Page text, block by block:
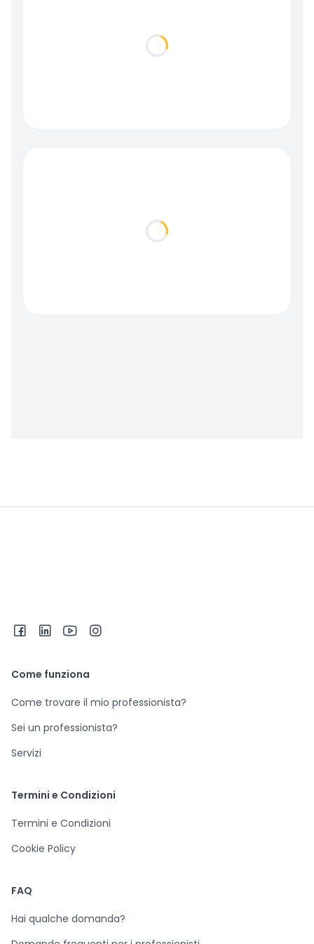
Loading...
Loading...
Come funziona
Come trovare il mio professionista?
Sei un professionista?
Servizi
Termini e Condizioni
Termini e Condizioni
Cookie Policy
FAQ
Hai qualche domanda?